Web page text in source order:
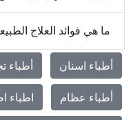
ما هي فوائد العلاج
أطباء اسنان أطباء
أطباء عظام اطباء